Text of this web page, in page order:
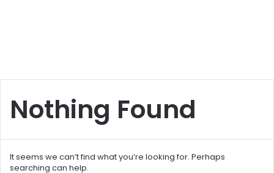
Nothing Found
It seems we can’t find what you’re looking for. Perhaps
searching can help.